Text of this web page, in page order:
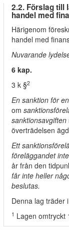
2.2. Förslag till
handel med
Härigenom
handel med
Nuvarande
6 kap.
3 k §2
En sanktion för
om
sanktionsavgiften
överträdelsen
Ett
föreläggandet inte
år från den
får inte heller
beslutas.
Denna lag träder
1 Lagen omtryckt